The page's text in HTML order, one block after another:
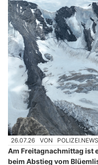
26.07.26 VON
Am Freitagnachmittag ist
beim Abstieg vom